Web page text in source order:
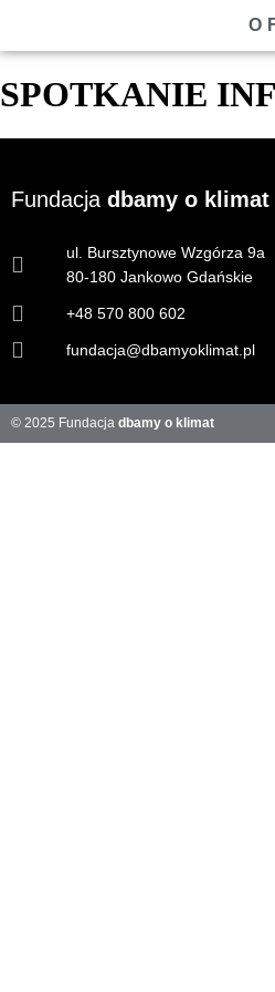
O
SPOTKANIE
Fundacja dbamy o klimat
ul. Bursztynowe Wzgórza 9a
80-180 Jankowo Gdańskie
+48 570 800 602
fundacja@dbamyoklimat.pl
© 2025 Fundacja dbamy o klimat